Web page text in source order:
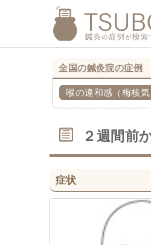
全国の鍼灸院の症例
喉の違和感（梅核気
２週間前
症状